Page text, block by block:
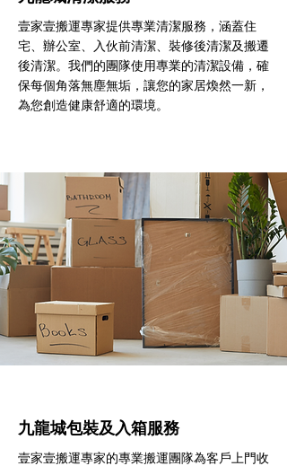
壹家壹搬運專家提供專業清潔服務，涵蓋住
宅、辦公室、入伙前清潔、裝修後清潔及搬遷
後清潔。我們的團隊使用專業的清潔設備，確
保每個角落無塵無垢，讓您的家居煥然一新，
為您創造健康舒適的環境。
九龍城包裝及入箱服務
壹家壹搬運專家的專業搬運團隊為客戶上門收